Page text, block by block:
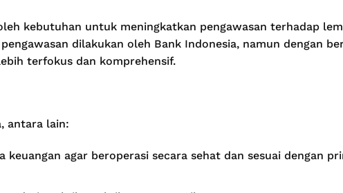
kebutuhan untuk meningkatkan pengawasan terhadap
dilakukan oleh Bank Indonesia, namun dengan
terfokus dan komprehensif.
antara lain:
keuangan agar beroperasi secara sehat dan sesuai dengan